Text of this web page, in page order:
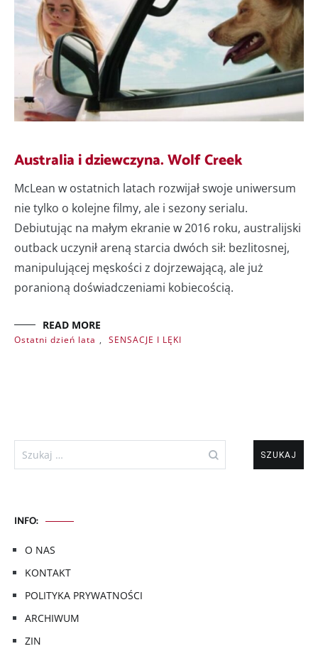
Australia i dziewczyna. Wolf Creek
McLean w ostatnich latach rozwijał swoje uniwersum
nie tylko o kolejne filmy, ale i sezony serialu.
Debiutując na małym ekranie w 2016 roku, australijski
outback uczynił areną starcia dwóch sił: bezlitosnej,
manipulującej męskości z dojrzewającą, ale już
poranioną doświadczeniami kobiecością.
READ MORE
Ostatni dzień lata , SENSACJE I LĘKI
Szukaj:
INFO:
O NAS
KONTAKT
POLITYKA PRYWATNOŚCI
ARCHIWUM
ZIN